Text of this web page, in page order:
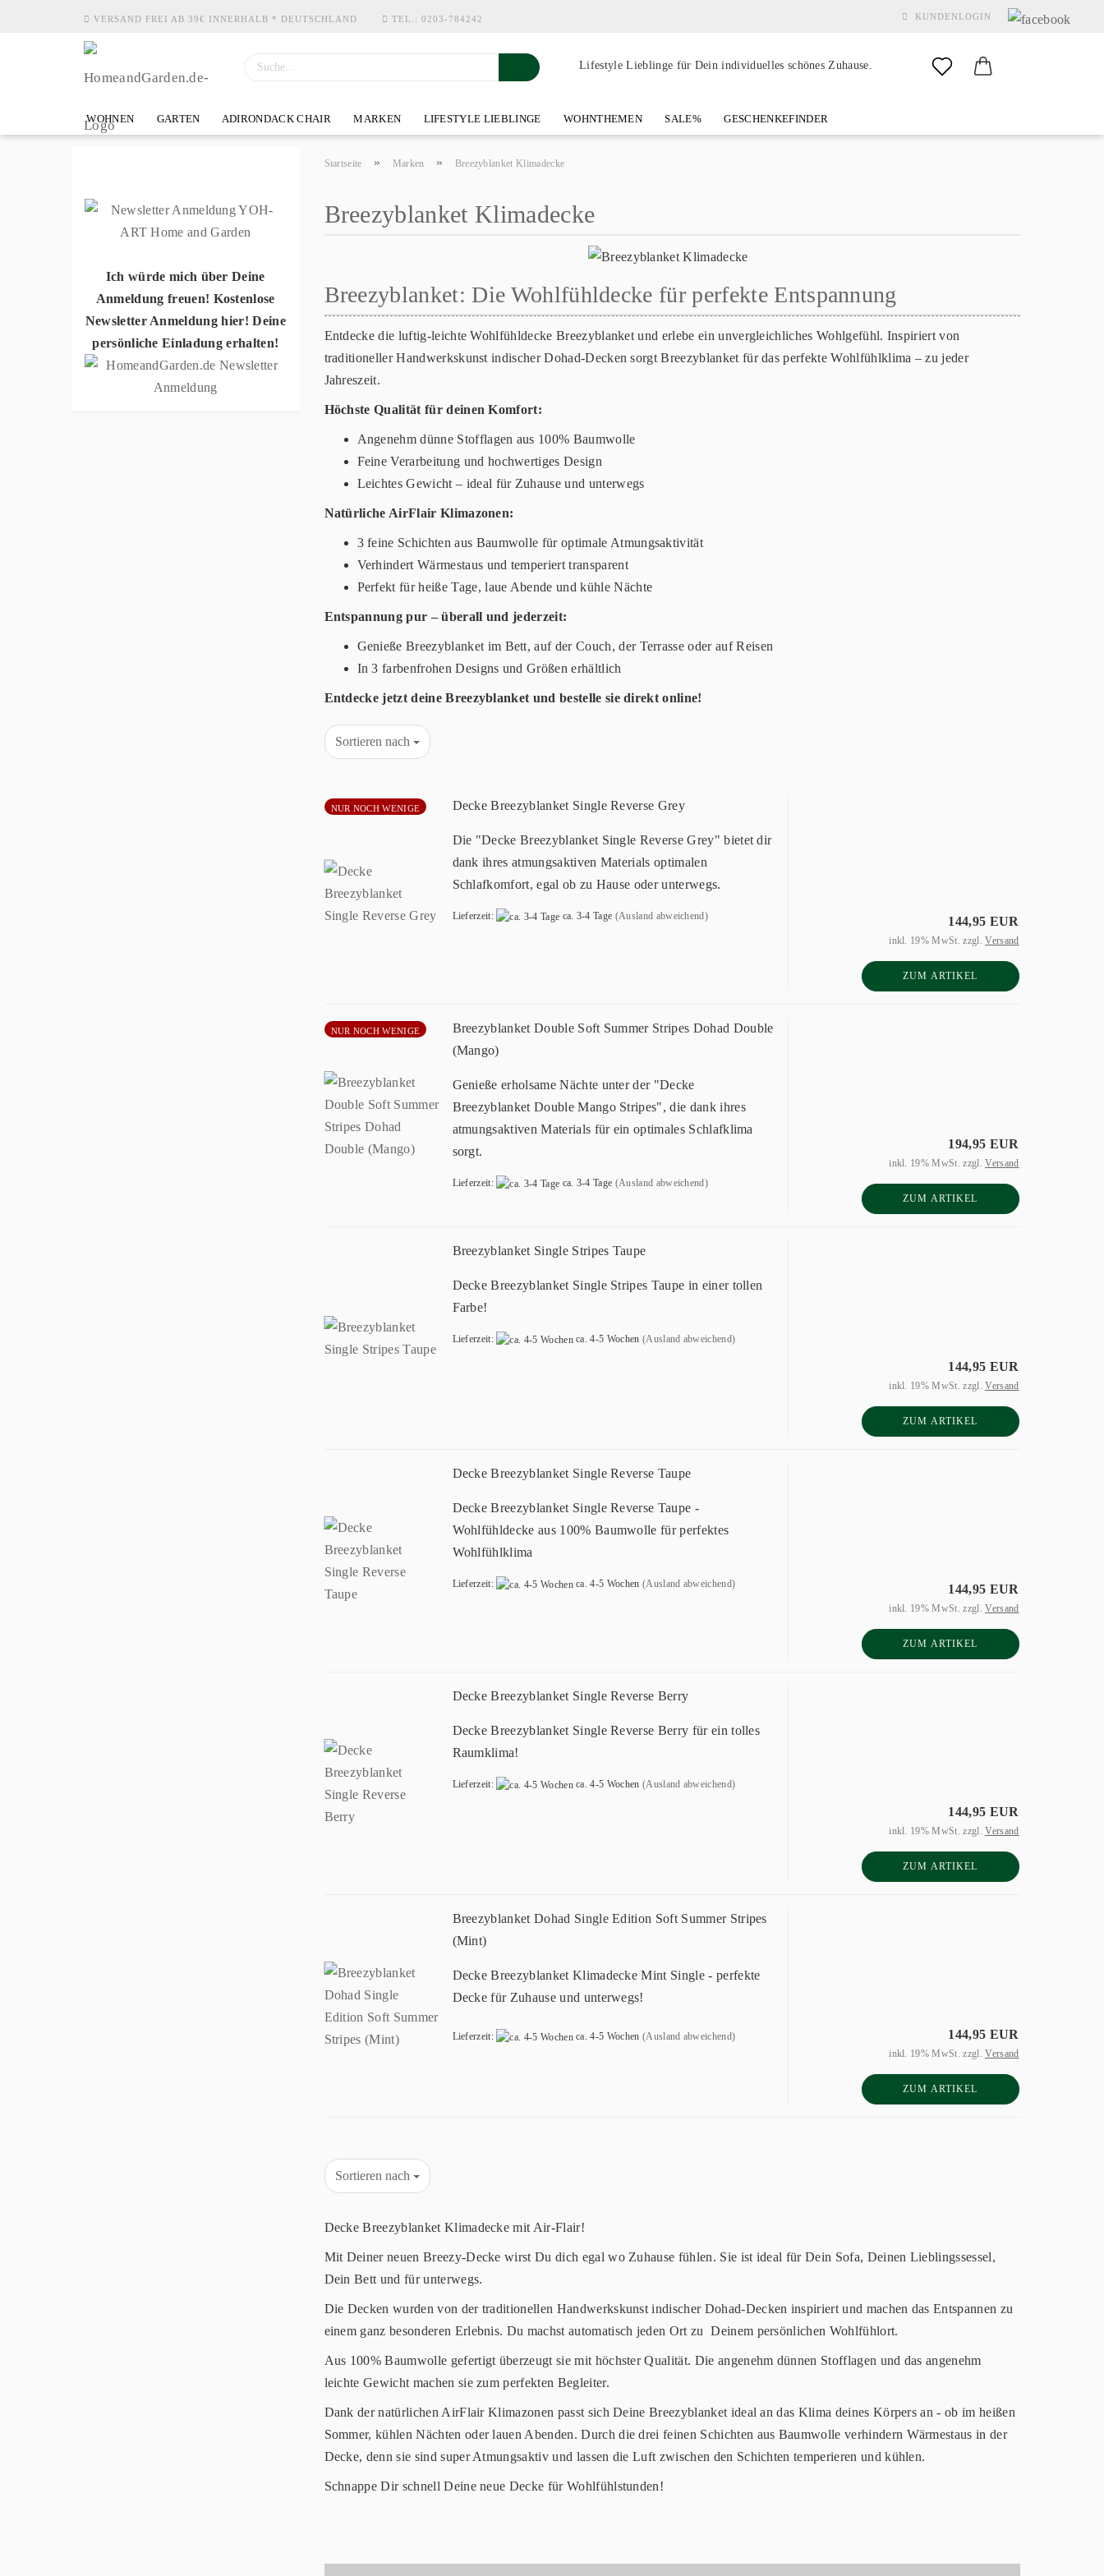
KUNDENLOGIN
Konto erstellen
Passwort vergessen?
VERSAND FREI AB 39€ INNERHALB * DEUTSCHLAND TEL.: 0203-784242
Lifestyle Lieblinge für Dein individuelles schönes Zuhause.
WOHNEN GARTEN ADIRONDACK CHAIR MARKEN LIFESTYLE LIEBLINGE WOHNTHEMEN SALE% GESCHENKEFINDER
Startseite » Marken » Breezyblanket Klimadecke
Breezyblanket Klimadecke
Breezyblanket: Die Wohlfühldecke für perfekte Entspannung
Entdecke die luftig-leichte Wohlfühldecke Breezyblanket und erlebe ein unvergleichliches Wohlgefühl. Inspiriert von
traditioneller Handwerkskunst indischer Dohad-Decken sorgt Breezyblanket für das perfekte Wohlfühlklima – zu jeder
Jahreszeit.
Höchste Qualität für deinen Komfort:
Angenehm dünne Stofflagen aus 100% Baumwolle
Feine Verarbeitung und hochwertiges Design
Leichtes Gewicht – ideal für Zuhause und unterwegs
Natürliche AirFlair Klimazonen:
3 feine Schichten aus Baumwolle für optimale Atmungsaktivität
Verhindert Wärmestaus und temperiert transparent
Perfekt für heiße Tage, laue Abende und kühle Nächte
Entspannung pur – überall und jederzeit:
Genieße Breezyblanket im Bett, auf der Couch, der Terrasse oder auf Reisen
In 3 farbenfrohen Designs und Größen erhältlich
Entdecke jetzt deine Breezyblanket und bestelle sie direkt online!
Sortieren nach
NUR NOCH WENIGE Decke Breezyblanket Single Reverse Grey
Die "Decke Breezyblanket Single Reverse Grey" bietet dir
dank ihres atmungsaktiven Materials optimalen
Schlafkomfort, egal ob zu Hause oder unterwegs.
Lieferzeit: ca. 3-4 Tage (Ausland abweichend) 144,95 EUR
inkl. 19% MwSt. zzgl.Versand
ZUM ARTIKEL
NUR NOCH WENIGE
Breezyblanket Double Soft Summer Stripes Dohad Double
(Mango)
Genieße erholsame Nächte unter der "Decke
Breezyblanket Double Mango Stripes", die dank ihres
atmungsaktiven Materials für ein optimales Schlafklima
sorgt.
Lieferzeit: ca. 3-4 Tage (Ausland abweichend)
194,95 EUR
inkl. 19% MwSt. zzgl.Versand
ZUM ARTIKEL
Breezyblanket Single Stripes Taupe
Decke Breezyblanket Single Stripes Taupe in einer tollen
Farbe!
Lieferzeit: ca. 4-5 Wochen (Ausland abweichend)
144,95 EUR
inkl. 19% MwSt. zzgl.Versand
ZUM ARTIKEL
Decke Breezyblanket Single Reverse Taupe
Decke Breezyblanket Single Reverse Taupe -
Wohlfühldecke aus 100% Baumwolle für perfektes
Wohlfühlklima
Lieferzeit: ca. 4-5 Wochen (Ausland abweichend) 144,95 EUR
inkl. 19% MwSt. zzgl.Versand
ZUM ARTIKEL
Decke Breezyblanket Single Reverse Berry
Decke Breezyblanket Single Reverse Berry für ein tolles
Raumklima!
Lieferzeit: ca. 4-5 Wochen (Ausland abweichend)
144,95 EUR
inkl. 19% MwSt. zzgl.Versand
ZUM ARTIKEL
Breezyblanket Dohad Single Edition Soft Summer Stripes
(Mint)
Decke Breezyblanket Klimadecke Mint Single - perfekte
Decke für Zuhause und unterwegs!
Lieferzeit: ca. 4-5 Wochen (Ausland abweichend) 144,95 EUR
inkl. 19% MwSt. zzgl.Versand
ZUM ARTIKEL
Sortieren nach
Decke Breezyblanket Klimadecke mit Air-Flair!
Mit Deiner neuen Breezy-Decke wirst Du dich egal wo Zuhause fühlen. Sie ist ideal für Dein Sofa, Deinen Lieblingssessel,
Dein Bett und für unterwegs.
Die Decken wurden von der traditionellen Handwerkskunst indischer Dohad-Decken inspiriert und machen das Entspannen zu
einem ganz besonderen Erlebnis. Du machst automatisch jeden Ort zu Deinem persönlichen Wohlfühlort.
Aus 100% Baumwolle gefertigt überzeugt sie mit höchster Qualität. Die angenehm dünnen Stofflagen und das angenehm
leichte Gewicht machen sie zum perfekten Begleiter.
Dank der natürlichen AirFlair Klimazonen passt sich Deine Breezyblanket ideal an das Klima deines Körpers an - ob im heißen
Sommer, kühlen Nächten oder lauen Abenden. Durch die drei feinen Schichten aus Baumwolle verhindern Wärmestaus in der
Decke, denn sie sind super Atmungsaktiv und lassen die Luft zwischen den Schichten temperieren und kühlen.
Schnappe Dir schnell Deine neue Decke für Wohlfühlstunden!
Ich würde mich über Deine
Anmeldung freuen! Kostenlose
Newsletter Anmeldung hier! Deine
persönliche Einladung erhalten!